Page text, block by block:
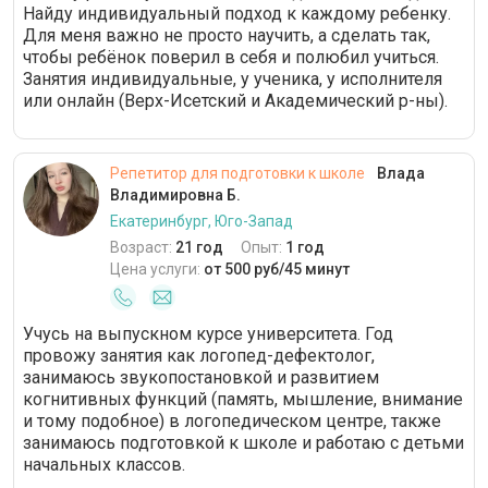
Найду индивидуальный подход к каждому ребенку.
Для меня важно не просто научить, а сделать так,
чтобы ребёнок поверил в себя и полюбил учиться.
Занятия индивидуальные, у ученика, у исполнителя
или онлайн (Верх-Исетский и Академический р-ны).
Репетитор для подготовки к школе
Влада
Владимировна Б.
Екатеринбург, Юго-Запад
Возраст: 21 год Опыт: 1 год
Цена услуги: от 500 руб/45 минут
Учусь на выпускном курсе университета. Год
провожу занятия как логопед-дефектолог,
занимаюсь звукопостановкой и развитием
когнитивных функций (память, мышление, внимание
и тому подобное) в логопедическом центре, также
занимаюсь подготовкой к школе и работаю с детьми
начальных классов.